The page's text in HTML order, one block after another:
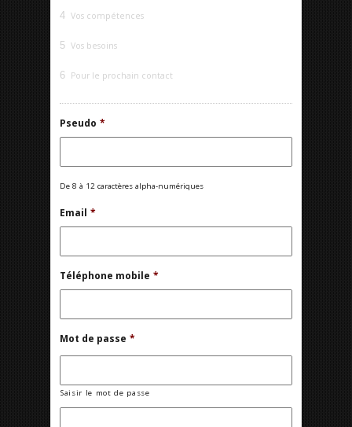
4 Vos compétences
5 Vos besoins
6 Pour le prochain contact
Pseudo *
De 8 à 12 caractères alpha-numériques
Email *
Téléphone mobile *
Mot de passe *
Saisir le mot de passe